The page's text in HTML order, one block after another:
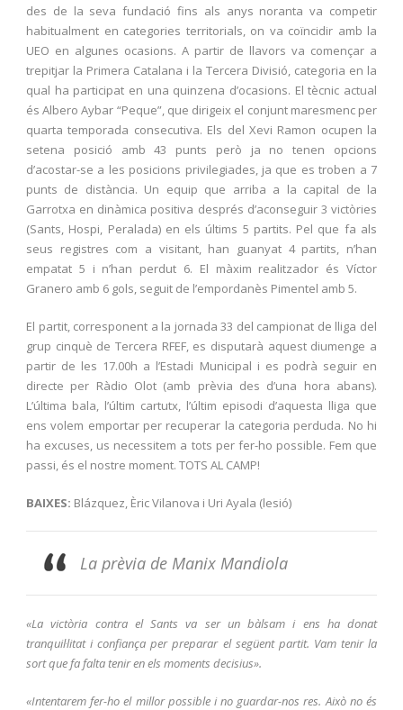
des de la seva fundació fins als anys noranta va competir
habitualment en categories territorials, on va coïncidir amb la
UEO en algunes ocasions. A partir de llavors va començar a
trepitjar la Primera Catalana i la Tercera Divisió, categoria en la
qual ha participat en una quinzena d’ocasions. El tècnic actual
és Albero Aybar “Peque”, que dirigeix el conjunt maresmenc per
quarta temporada consecutiva. Els del Xevi Ramon ocupen la
setena posició amb 43 punts però ja no tenen opcions
d’acostar-se a les posicions privilegiades, ja que es troben a 7
punts de distància. Un equip que arriba a la capital de la
Garrotxa en dinàmica positiva després d’aconseguir 3 victòries
(Sants, Hospi, Peralada) en els últims 5 partits. Pel que fa als
seus registres com a visitant, han guanyat 4 partits, n’han
empatat 5 i n’han perdut 6. El màxim realitzador és Víctor
Granero amb 6 gols, seguit de l’empordanès Pimentel amb 5.
El partit, corresponent a la jornada 33 del campionat de lliga del
grup cinquè de Tercera RFEF, es disputarà aquest diumenge a
partir de les 17.00h a l’Estadi Municipal i es podrà seguir en
directe per Ràdio Olot (amb prèvia des d’una hora abans).
L’última bala, l’últim cartutx, l’últim episodi d’aquesta lliga que
ens volem emportar per recuperar la categoria perduda. No hi
ha excuses, us necessitem a tots per fer-ho possible. Fem que
passi, és el nostre moment. TOTS AL CAMP!
BAIXES: Blázquez, Èric Vilanova i Uri Ayala (lesió)
La prèvia de Manix Mandiola
«La victòria contra el Sants va ser un bàlsam i ens ha donat
tranquil·litat i confiança per preparar el següent partit. Vam tenir la
sort que fa falta tenir en els moments decisius».
«Intentarem fer-ho el millor possible i no guardar-nos res. Això no és